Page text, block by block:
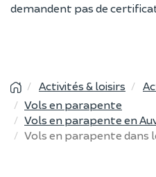
demandent pas de
Activités & loisirs
Vols en parapente
Vols en parapente en
Vols en parapente dans